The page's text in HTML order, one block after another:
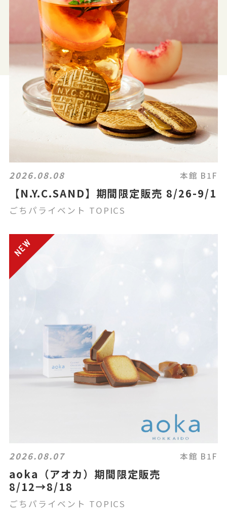
2026.08.08 本館 B1F
【N.Y.C.SAND】期間限定販売 8/26-9/1
ごちパライベント TOPICS
2026.08.07 本館 B1F
aoka（アオカ）期間限定販売
8/12→8/18
ごちパライベント TOPICS